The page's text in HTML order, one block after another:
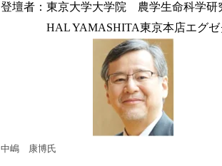
登壇者：東京大学大学院 農学生命科学
HAL YAMASHITA東京本店エグゼ
中嶋 康博氏